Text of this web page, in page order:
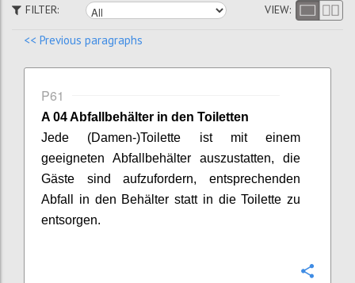
FILTER: VIEW:
<< Previous paragraphs
P61
A 04 Abfallbehälter in den Toiletten
Jede (Damen-)Toilette ist mit einem
geeigneten Abfallbehälter auszustatten, die
Gäste sind aufzufordern, entsprechenden
Abfall in den Behälter statt in die Toilette zu
entsorgen.